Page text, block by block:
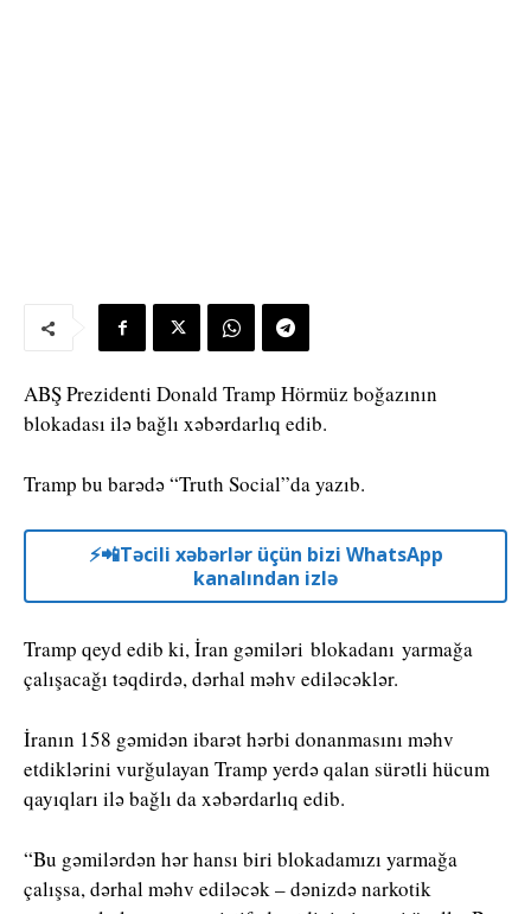
ABŞ Prezidenti Donald Tramp Hörmüz boğazının
blokadası ilə bağlı xəbərdarlıq edib.
Tramp bu barədə “Truth Social”da yazıb.
⚡️📲Təcili xəbərlər üçün bizi WhatsApp
kanalından izlə
Tramp qeyd edib ki, İran gəmiləri blokadanı yarmağa
çalışacağı təqdirdə, dərhal məhv ediləcəklər.
İranın 158 gəmidən ibarət hərbi donanmasını məhv
etdiklərini vurğulayan Tramp yerdə qalan sürətli hücum
qayıqları ilə bağlı da xəbərdarlıq edib.
“Bu gəmilərdən hər hansı biri blokadamızı yarmağa
çalışsa, dərhal məhv ediləcək – dənizdə narkotik